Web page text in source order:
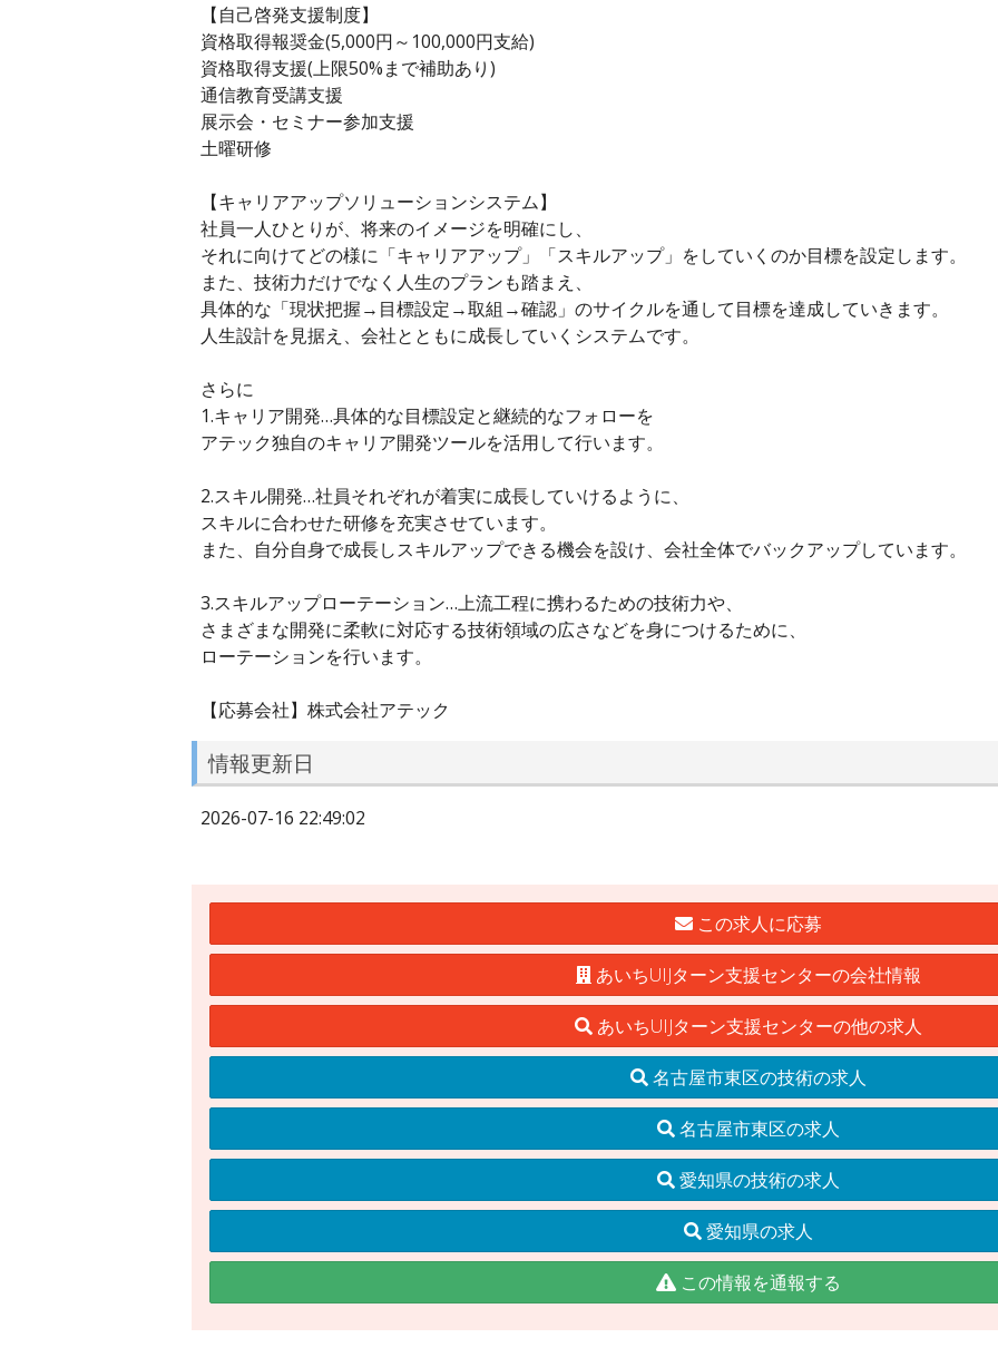
【自己啓発支援制度】
資格取得報奨金(5,000円～100,000円支給)
資格取得支援(上限50%まで補助あり)
通信教育受講支援
展示会・セミナー参加支援
土曜研修
【キャリアアップソリューションシステム】
社員一人ひとりが、将来のイメージを明確にし、
それに向けてどの様に「キャリアアップ」「スキルアップ」をしていくのか目標を設定します。
また、技術力だけでなく人生のプランも踏まえ、
具体的な「現状把握→目標設定→取組→確認」のサイクルを通して目標を達成していきます。
人生設計を見据え、会社とともに成長していくシステムです。
さらに
1.キャリア開発…具体的な目標設定と継続的なフォローを
アテック独自のキャリア開発ツールを活用して行います。
2.スキル開発…社員それぞれが着実に成長していけるように、
スキルに合わせた研修を充実させています。
また、自分自身で成長しスキルアップできる機会を設け、会社全体でバックアップしています。
3.スキルアップローテーション…上流工程に携わるための技術力や、
さまざまな開発に柔軟に対応する技術領域の広さなどを身につけるために、
ローテーションを行います。
【応募会社】株式会社アテック
情報更新日
2026-07-16 22:49:02
この求人に応募
あいちUIJターン支援センターの会社情報
あいちUIJターン支援センターの他の求人
名古屋市東区の技術の求人
名古屋市東区の求人
愛知県の技術の求人
愛知県の求人
この情報を通報する